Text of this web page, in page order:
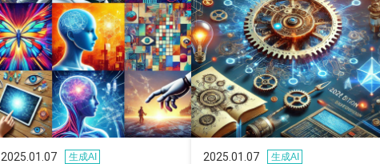
2025.01.07 生成AI 2025.01.07 生成AI